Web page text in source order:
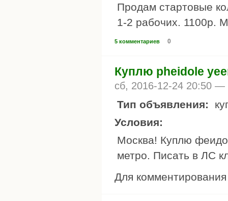
Продам стартовые
1-2 рабочих. 1100р.
5 комментариев 0
Куплю pheidole
сб, 2016-12-24 20:50 —
Тип объявления:
Условия:
Москва! Куплю
метро. Писать в ЛС
Для